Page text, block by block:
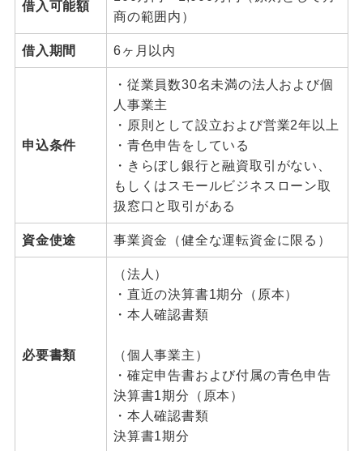
借入可能額
商の範囲内）
借入期間 6ヶ月以内
申込条件
・従業員数30名未満の法人および個
人事業主
・原則として設立および営業2年以上
・青色申告をしている
・きらぼし銀行と融資取引がない、
もしくはスモールビジネスローン取
扱窓口と取引がある
資金使途 事業資金（健全な運転資金に限る）
必要書類
（法人）
・直近の決算書1期分（原本）
・本人確認書類
（個人事業主）
・確定申告書および付属の青色申告
決算書1期分（原本）
・本人確認書類
決算書1期分